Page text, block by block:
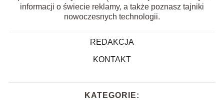
informacji o świecie reklamy, a także poznasz tajniki
nowoczesnych technologii.
REDAKCJA
KONTAKT
KATEGORIE: